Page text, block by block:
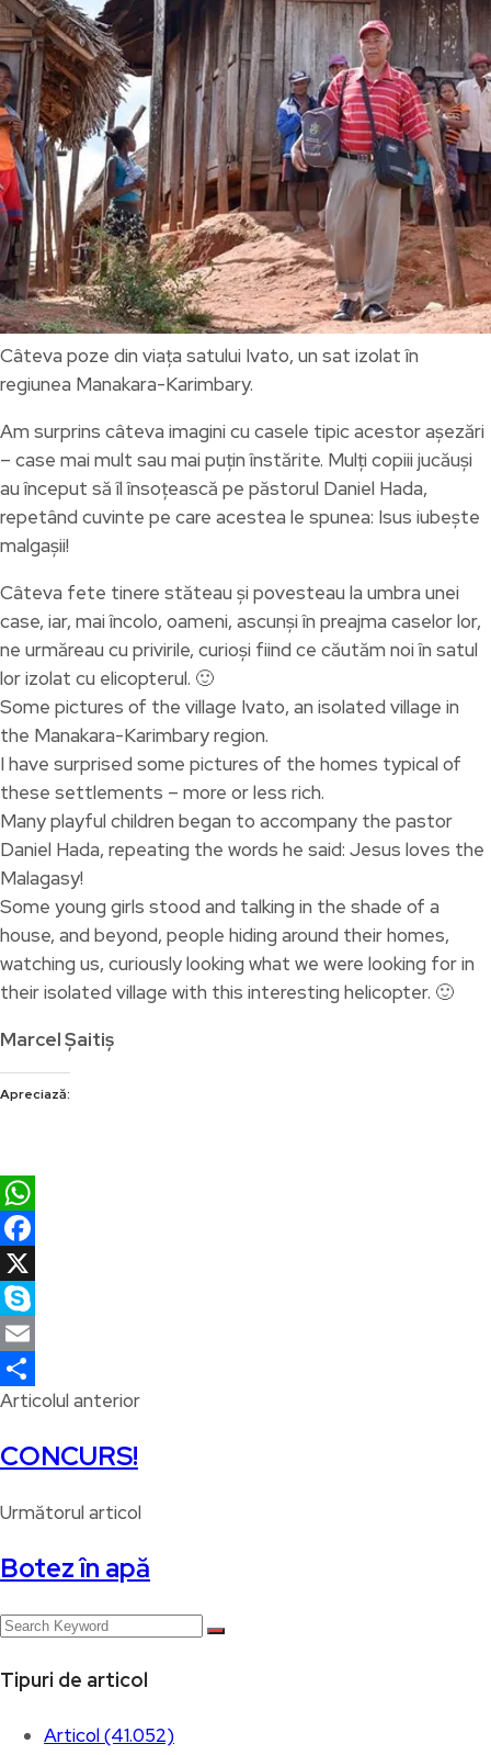
Câteva poze din viața satului Ivato, un sat izolat în
regiunea Manakara-Karimbary.
Am surprins câteva imagini cu casele tipic acestor așezări
– case mai mult sau mai puțin înstărite. Mulți copiii jucăuși
au început să îl însoțească pe păstorul Daniel Hada,
repetând cuvinte pe care acestea le spunea: Isus iubește
malgașii!
Câteva fete tinere stăteau și povesteau la umbra unei
case, iar, mai încolo, oameni, ascunși în preajma caselor lor,
ne urmăreau cu privirile, curioși fiind ce căutăm noi în satul
lor izolat cu elicopterul. 🙂
Some pictures of the village Ivato, an isolated village in
the Manakara-Karimbary region.
I have surprised some pictures of the homes typical of
these settlements – more or less rich.
Many playful children began to accompany the pastor
Daniel Hada, repeating the words he said: Jesus loves the
Malagasy!
Some young girls stood and talking in the shade of a
house, and beyond, people hiding around their homes,
watching us, curiously looking what we were looking for in
their isolated village with this interesting helicopter. 🙂
Marcel Șaitiș
Apreciază:
WhatsApp
Facebook
X
Skype
Email
Partajează
Articolul anterior
CONCURS!
Următorul articol
Botez în apă
Tipuri de articol
Articol (41.052)